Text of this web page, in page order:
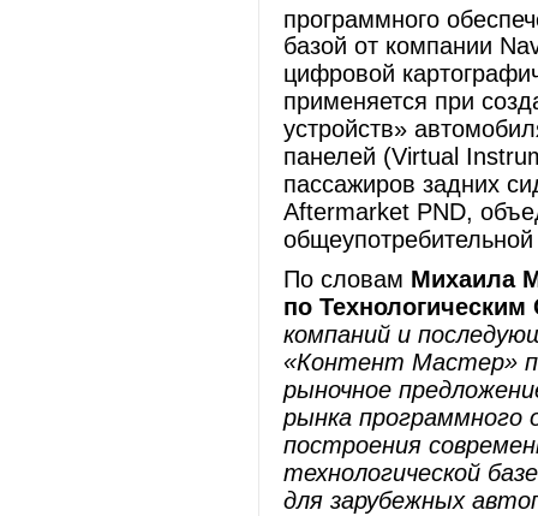
программного
базой от компании
цифровой
применяется при
устройств»
панелей (Virtual
пассажиров задних
Aftermarket PND,
По словам Михаила
по Технологическим
компаний и
«Контент Мастер»
рыночное
рынка программного
построения
технологической
для зарубежных